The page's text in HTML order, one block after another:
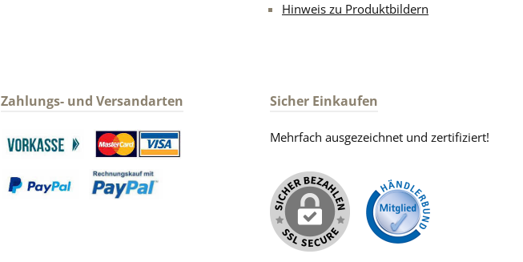
Hinweis zu Produktbildern
Zahlungs- und Versandarten
Benutzerdefiniertes Bild 1Benutzerdefiniertes Bild 2
Sicher Einkaufen
Mehrfach ausgezeichnet und zertifiziert!